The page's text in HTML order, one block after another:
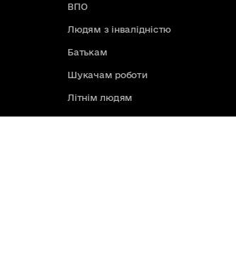
ВПО
Людям з інвалідністю
Батькам
Шукачам роботи
Літнім людям